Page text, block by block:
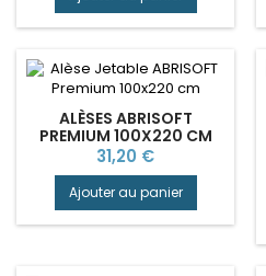
ALÈSES ABRISOFT
PREMIUM 100X220 CM
JETABLES ABENA
Prix
31,20 €
Ajouter au panier